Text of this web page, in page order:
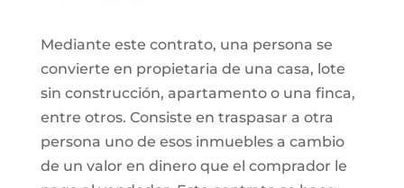
Mediante este contrato, una persona se
convierte en propietaria de una casa, lote
sin construcción, apartamento o una finca,
entre otros. Consiste en traspasar a otra
persona uno de esos inmuebles a cambio
de un valor en dinero que el comprador le